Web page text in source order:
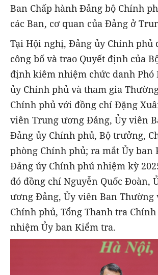
Ban Chấp hành Đảng bộ Chính
các Ban, cơ quan của Đảng ở
Tại Hội nghị, Đảng ủy Chính phủ
công bố và trao Quyết định của
định kiêm nhiệm chức danh Phó
ủy Chính phủ và tham gia
Chính phủ với đồng chí Đặng
viên Trung ương Đảng, Ủy viên
Đảng ủy Chính phủ, Bộ trưởng,
phòng Chính phủ; ra mắt Ủy ban
Đảng ủy Chính phủ nhiệm kỳ
đó đồng chí Nguyễn Quốc Đoàn,
ương Đảng, Ủy viên Ban Thường
Chính phủ, Tổng Thanh tra
nhiệm Ủy ban Kiểm tra.